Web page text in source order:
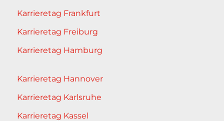
Karrieretag Frankfurt
Karrieretag Freiburg
Karrieretag Hamburg
Karrieretag Hannover
Karrieretag Karlsruhe
Karrieretag Kassel